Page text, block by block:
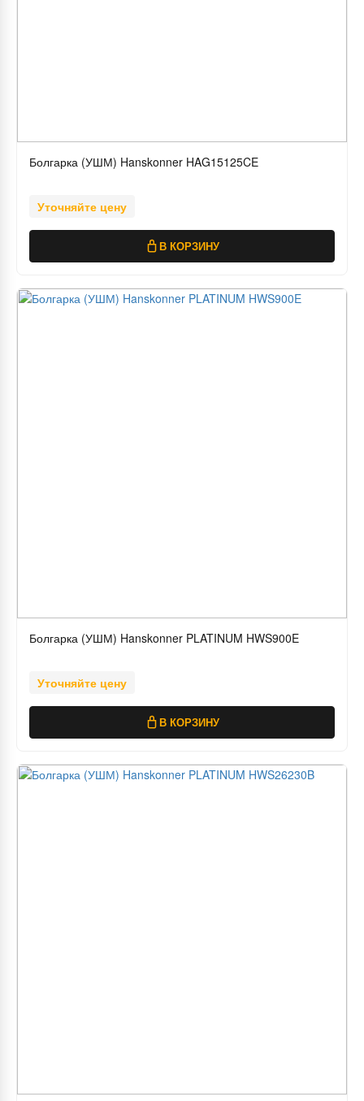
Болгарка (УШМ) Hanskonner HAG15125CE
Уточняйте цену
В КОРЗИНУ
Болгарка (УШМ) Hanskonner PLATINUM HWS900E
Уточняйте цену
В КОРЗИНУ